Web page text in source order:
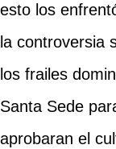
esto los
la controversia
los frailes
Santa Sede
aprobaran el